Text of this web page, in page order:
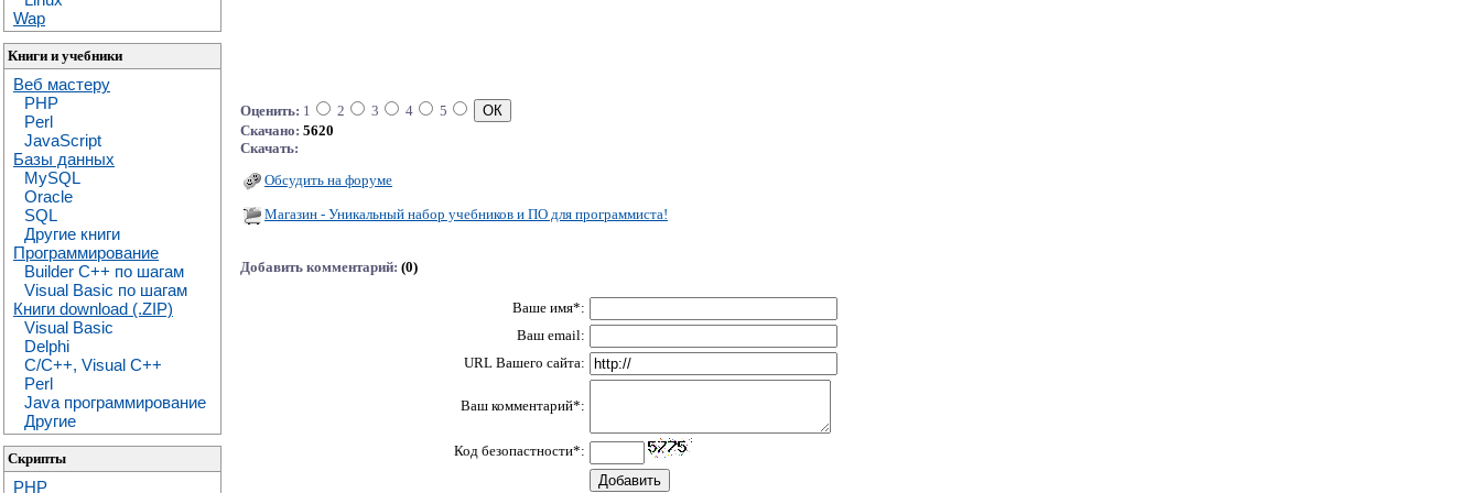
Wap
Книги и учебники
Веб мастеру
PHP
Perl
JavaScript
Базы данных
MySQL
Oracle
SQL
Другие книги
Программирование
Builder C++ по шагам
Visual Basic по шагам
Книги download (.ZIP)
Visual Basic
Delphi
C/C++, Visual C++
Perl
Java программирование
Другие
Скрипты
PHP
Оценить: 1 2 3 4
5
Скачано: 5620
Скачать:
Обсудить на форуме
Магазин - Уникальный набор учебников и ПО для программиста!
Добавить комментарий: (0)
Ваше имя*:
Ваш email:
URL Вашего сайта:
Ваш комментарий*:
Код безопастности*: